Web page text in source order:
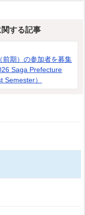
する記事
前期）の参加者を募集
Saga Prefecture
）